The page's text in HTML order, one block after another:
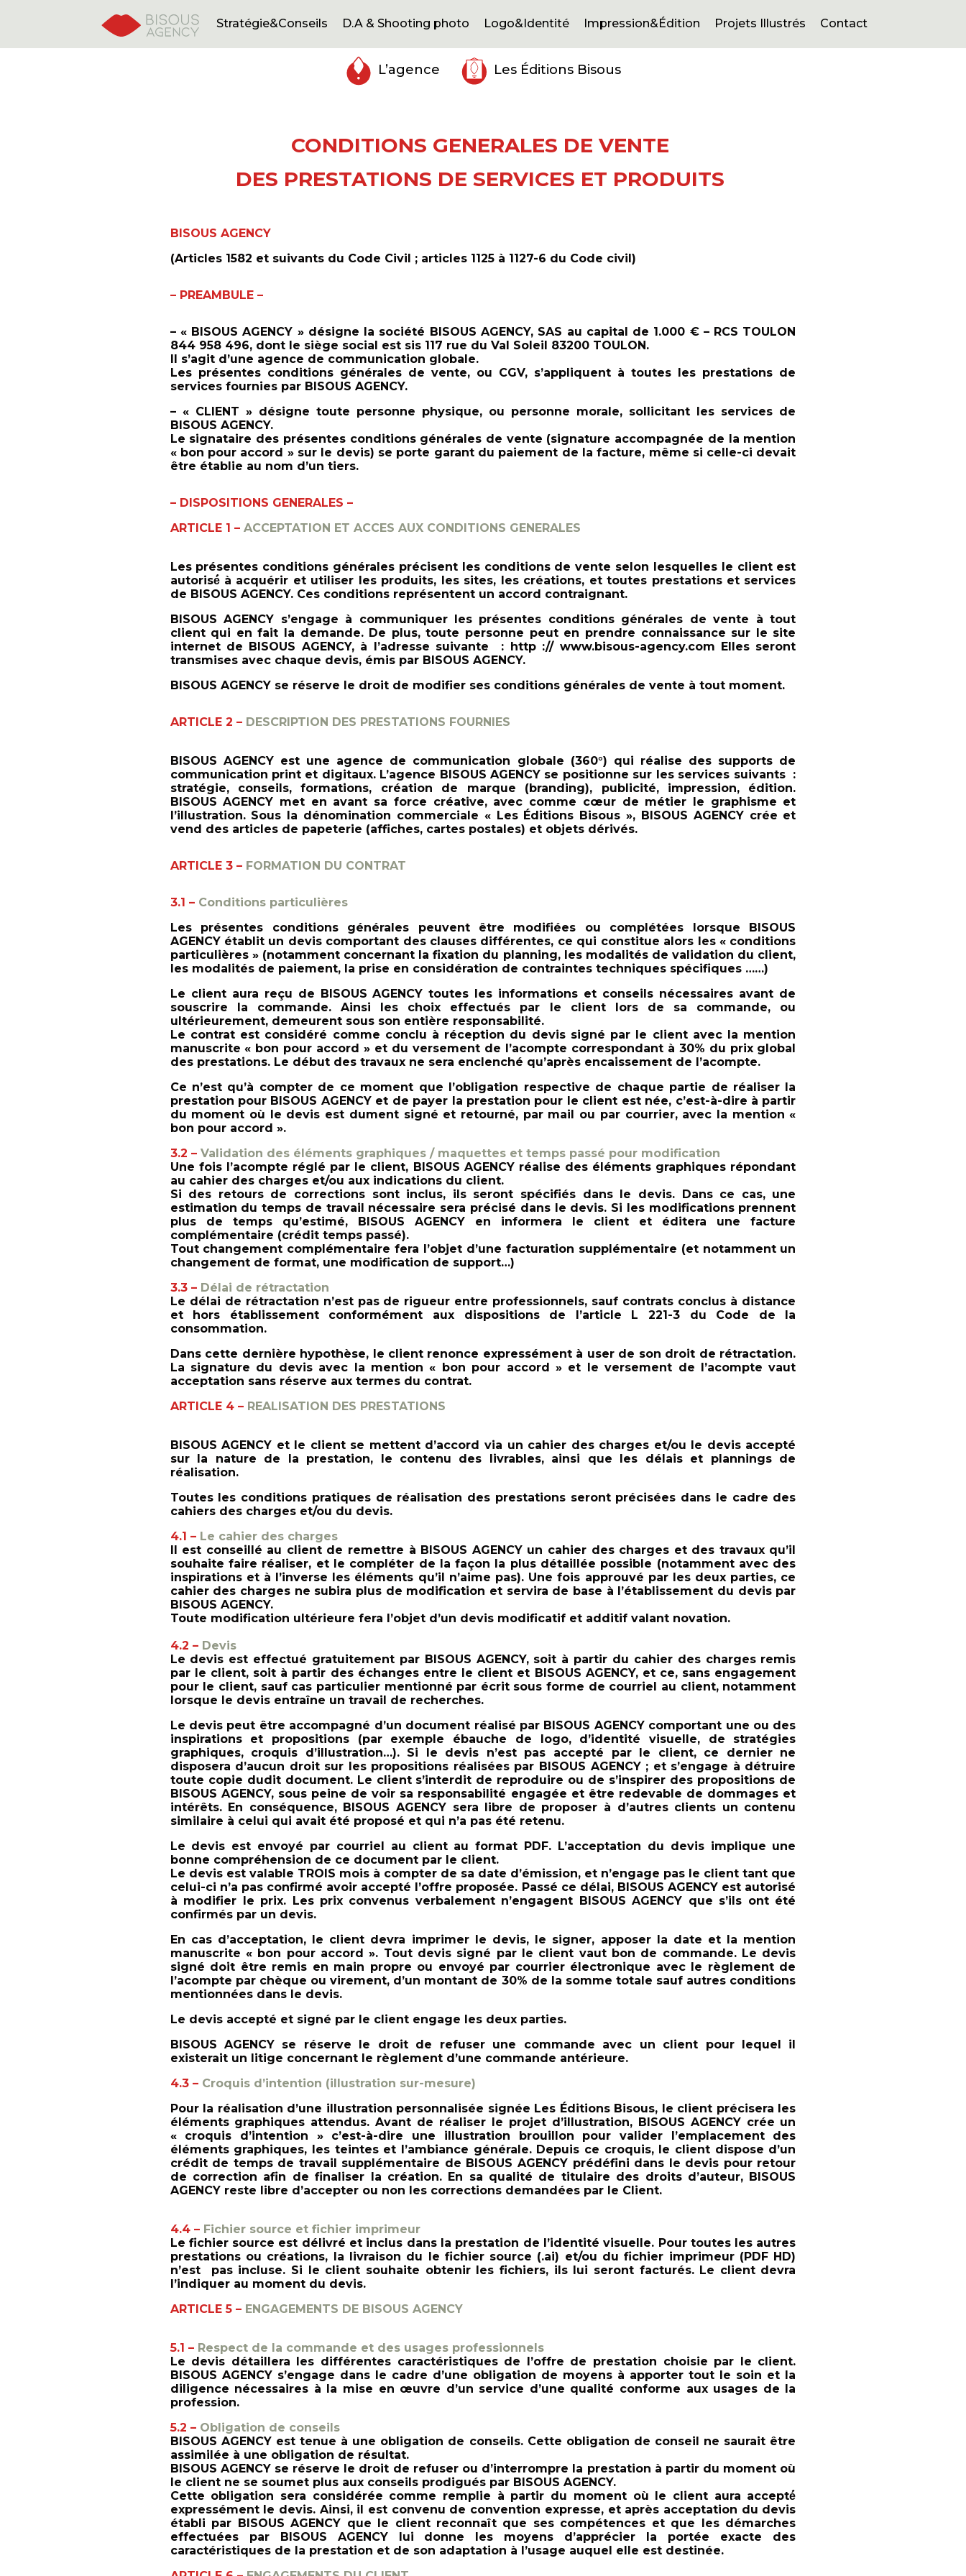
Stratégie&Conseils
D.A & Shooting photo Logo&Identité Impression&Édition Projets Illustrés Contact
L’agence Les Éditions Bisous
CONDITIONS GENERALES DE VENTE
DES PRESTATIONS DE SERVICES ET PRODUITS
BISOUS AGENCY
(Articles 1582 et suivants du Code Civil ; articles 1125 à 1127-6 du Code civil)
– PREAMBULE –
– « BISOUS AGENCY » désigne la société BISOUS AGENCY, SAS au capital de 1.000 € – RCS TOULON
844 958 496, dont le siège social est sis 117 rue du Val Soleil 83200 TOULON.
Il s’agit d’une agence de communication globale.
Les présentes conditions générales de vente, ou CGV, s’appliquent à toutes les prestations de
services fournies par BISOUS AGENCY.
– « CLIENT » désigne toute personne physique, ou personne morale, sollicitant les services de
BISOUS AGENCY.
Le signataire des présentes conditions générales de vente (signature accompagnée de la mention
« bon pour accord » sur le devis) se porte garant du paiement de la facture, meme si celle-ci devait
etre établie au nom d’un tiers.
– DISPOSITIONS GENERALES –
ARTICLE 1 – ACCEPTATION ET ACCES AUX CONDITIONS GENERALES
Les présentes conditions générales précisent les conditions de vente selon lesquelles le client est
autorisé́ à acquérir et utiliser les produits, les sites, les créations, et toutes prestations et services
de BISOUS AGENCY. Ces conditions représentent un accord contraignant.
BISOUS AGENCY s’engage à communiquer les présentes conditions générales de vente à tout
client qui en fait la demande. De plus, toute personne peut en prendre connaissance sur le site
internet de BISOUS AGENCY, à l’adresse suivante : http :// www.bisous-agency.com Elles seront
transmises avec chaque devis, émis par BISOUS AGENCY.
BISOUS AGENCY se réserve le droit de modifier ses conditions générales de vente à tout moment.
ARTICLE 2 – DESCRIPTION DES PRESTATIONS FOURNIES
BISOUS AGENCY est une agence de communication globale (360°) qui réalise des supports de
communication print et digitaux. L’agence BISOUS AGENCY se positionne sur les services suivants :
stratégie, conseils, formations, création de marque (branding), publicité, impression, édition.
BISOUS AGENCY met en avant sa force créative, avec comme cœur de métier le graphisme et
l’illustration. Sous la dénomination commerciale « Les Éditions Bisous », BISOUS AGENCY crée et
vend des articles de papeterie (affiches, cartes postales) et objets dérivés.
ARTICLE 3 – FORMATION DU CONTRAT
3.1 – Conditions particulières
Les présentes conditions générales peuvent etre modifiées ou complétées lorsque BISOUS
AGENCY établit un devis comportant des clauses différentes, ce qui constitue alors les « conditions
particulières » (notamment concernant la fixation du planning, les modalités de validation du client,
les modalités de paiement, la prise en considération de contraintes techniques spécifiques ……)
Le client aura recu de BISOUS AGENCY toutes les informations et conseils nécessaires avant de
souscrire la commande. Ainsi les choix effectués par le client lors de sa commande, ou
ultérieurement, demeurent sous son entière responsabilité.
Le contrat est considéré comme conclu à réception du devis signé par le client avec la mention
manuscrite « bon pour accord » et du versement de l’acompte correspondant à 30% du prix global
des prestations. Le début des travaux ne sera enclenché qu’après encaissement de l’acompte.
Ce n’est qu’à compter de ce moment que l’obligation respective de chaque partie de réaliser la
prestation pour BISOUS AGENCY et de payer la prestation pour le client est née, c’est-à-dire à partir
du moment où le devis est dument signé et retourné, par mail ou par courrier, avec la mention «
bon pour accord ».
3.2 – Validation des éléments graphiques / maquettes et temps passé pour modification
Une fois l’acompte réglé par le client, BISOUS AGENCY réalise des éléments graphiques répondant
au cahier des charges et/ou aux indications du client.
Si des retours de corrections sont inclus, ils seront spécifiés dans le devis. Dans ce cas, une
estimation du temps de travail nécessaire sera précisé dans le devis. Si les modifications prennent
plus de temps qu’estimé, BISOUS AGENCY en informera le client et éditera une facture
complémentaire (crédit temps passé).
Tout changement complémentaire fera l’objet d’une facturation supplémentaire (et notamment un
changement de format, une modification de support…)
3.3 – Délai de rétractation
Le délai de rétractation n’est pas de rigueur entre professionnels, sauf contrats conclus à distance
et hors établissement conformément aux dispositions de l’article L 221-3 du Code de la
consommation.
Dans cette dernière hypothèse, le client renonce expressément à user de son droit de rétractation.
La signature du devis avec la mention « bon pour accord » et le versement de l’acompte vaut
acceptation sans réserve aux termes du contrat.
ARTICLE 4 – REALISATION DES PRESTATIONS
BISOUS AGENCY et le client se mettent d’accord via un cahier des charges et/ou le devis accepté
sur la nature de la prestation, le contenu des livrables, ainsi que les délais et plannings de
réalisation.
Toutes les conditions pratiques de réalisation des prestations seront précisées dans le cadre des
cahiers des charges et/ou du devis.
4.1 – Le cahier des charges
Il est conseillé au client de remettre à BISOUS AGENCY un cahier des charges et des travaux qu’il
souhaite faire réaliser, et le compléter de la façon la plus détaillée possible (notamment avec des
inspirations et à l’inverse les éléments qu’il n’aime pas). Une fois approuvé par les deux parties, ce
cahier des charges ne subira plus de modification et servira de base à l’établissement du devis par
BISOUS AGENCY.
Toute modification ultérieure fera l’objet d’un devis modificatif et additif valant novation.
4.2 – Devis
Le devis est effectué gratuitement par BISOUS AGENCY, soit à partir du cahier des charges remis
par le client, soit à partir des échanges entre le client et BISOUS AGENCY, et ce, sans engagement
pour le client, sauf cas particulier mentionné par écrit sous forme de courriel au client, notamment
lorsque le devis entraine un travail de recherches.
Le devis peut etre accompagné d’un document réalisé par BISOUS AGENCY comportant une ou des
inspirations et propositions (par exemple ébauche de logo, d’identité visuelle, de stratégies
graphiques, croquis d’illustration…). Si le devis n’est pas accepté par le client, ce dernier ne
disposera d’aucun droit sur les propositions réalisées par BISOUS AGENCY ; et s’engage à détruire
toute copie dudit document. Le client s’interdit de reproduire ou de s’inspirer des propositions de
BISOUS AGENCY, sous peine de voir sa responsabilité engagée et être redevable de dommages et
intérets. En conséquence, BISOUS AGENCY sera libre de proposer à d’autres clients un contenu
similaire à celui qui avait été proposé et qui n’a pas été retenu.
Le devis est envoyé par courriel au client au format PDF. L’acceptation du devis implique une
bonne compréhension de ce document par le client.
Le devis est valable TROIS mois à compter de sa date d’émission, et n’engage pas le client tant que
celui-ci n’a pas confirmé avoir accepté l’offre proposée. Passé ce délai, BISOUS AGENCY est autorisé
à modifier le prix. Les prix convenus verbalement n’engagent BISOUS AGENCY que s’ils ont été
confirmés par un devis.
En cas d’acceptation, le client devra imprimer le devis, le signer, apposer la date et la mention
manuscrite « bon pour accord ». Tout devis signé par le client vaut bon de commande. Le devis
signé doit être remis en main propre ou envoyé par courrier électronique avec le règlement de
l’acompte par chèque ou virement, d’un montant de 30% de la somme totale sauf autres conditions
mentionnées dans le devis.
Le devis accepté et signé par le client engage les deux parties.
BISOUS AGENCY se réserve le droit de refuser une commande avec un client pour lequel il
existerait un litige concernant le règlement d’une commande antérieure.
4.3 – Croquis d’intention (illustration sur-mesure)
Pour la réalisation d’une illustration personnalisée signée Les Éditions Bisous, le client précisera les
éléments graphiques attendus. Avant de réaliser le projet d’illustration, BISOUS AGENCY crée un
« croquis d’intention » c’est-à-dire une illustration brouillon pour valider l’emplacement des
éléments graphiques, les teintes et l’ambiance générale. Depuis ce croquis, le client dispose d’un
crédit de temps de travail supplémentaire de BISOUS AGENCY prédéfini dans le devis pour retour
de correction afin de finaliser la création. En sa qualité de titulaire des droits d’auteur, BISOUS
AGENCY reste libre d’accepter ou non les corrections demandées par le Client.
4.4 – Fichier source et fichier imprimeur
Le fichier source est délivré et inclus dans la prestation de l’identité visuelle. Pour toutes les autres
prestations ou créations, la livraison du le fichier source (.ai) et/ou du fichier imprimeur (PDF HD)
n’est pas incluse. Si le client souhaite obtenir les fichiers, ils lui seront facturés. Le client devra
l’indiquer au moment du devis.
ARTICLE 5 – ENGAGEMENTS DE BISOUS AGENCY
5.1 – Respect de la commande et des usages professionnels
Le devis détaillera les différentes caractéristiques de l’offre de prestation choisie par le client.
BISOUS AGENCY s’engage dans le cadre d’une obligation de moyens à apporter tout le soin et la
diligence nécessaires à la mise en œuvre d’un service d’une qualité conforme aux usages de la
profession.
5.2 – Obligation de conseils
BISOUS AGENCY est tenue à une obligation de conseils. Cette obligation de conseil ne saurait etre
assimilée à une obligation de résultat.
BISOUS AGENCY se réserve le droit de refuser ou d’interrompre la prestation à partir du moment où
le client ne se soumet plus aux conseils prodigués par BISOUS AGENCY.
Cette obligation sera considérée comme remplie à partir du moment où le client aura accepté́
expressément le devis. Ainsi, il est convenu de convention expresse, et après acceptation du devis
établi par BISOUS AGENCY que le client reconnait que ses compétences et que les démarches
effectuées par BISOUS AGENCY lui donne les moyens d’apprécier la portée exacte des
caractéristiques de la prestation et de son adaptation à l’usage auquel elle est destinée.